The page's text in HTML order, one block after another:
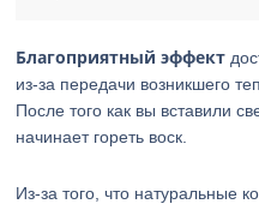
Благоприятный эффект
из-за передачи возникшего
После того как вы вставили
начинает гореть воск.
Из-за того, что натуральные